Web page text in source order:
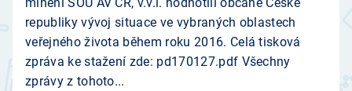
republiky vývoj situace ve vybraných oblastech
veřejného života během roku 2016. Celá tisková
zpráva ke stažení zde: pd170127.pdf Všechny
zprávy z tohoto...